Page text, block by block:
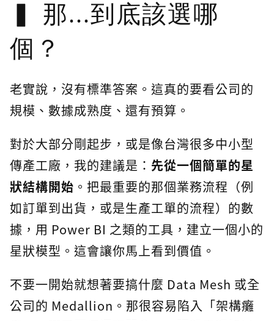
那...到底該選哪
個？
老實說，沒有標準答案。這真的要看公司的
規模、數據成熟度、還有預算。
對於大部分剛起步，或是像台灣很多中小型
傳產工廠，我的建議是： 先從一個簡單的星
狀結構開始 。把最重要的那個業務流程（例
如訂單到出貨，或是生產工單的流程）的數
據，用 Power BI 之類的工具，建立一個小的
星狀模型。這會讓你馬上看到價值。
不要一開始就想著要搞什麼 Data Mesh 或全
公司的 Medallion。那很容易陷入「架構癱